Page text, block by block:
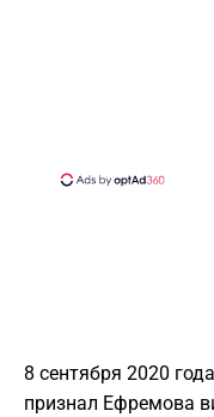
8 сентября 2020
признал Ефремова